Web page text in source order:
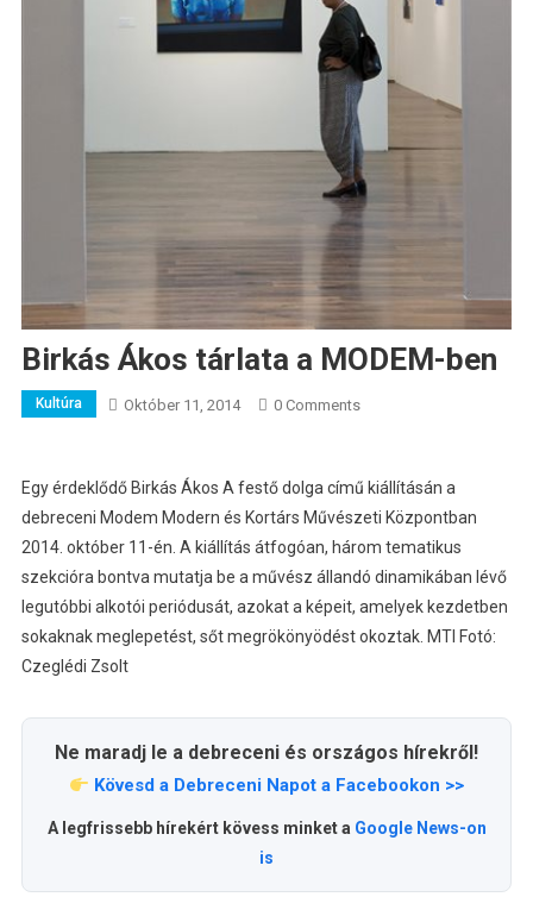
Birkás Ákos tárlata a MODEM-ben
Kultúra Október 11, 2014 0 Comments
Egy érdeklődő Birkás Ákos A festő dolga című kiállításán a
debreceni Modem Modern és Kortárs Művészeti Központban
2014. október 11-én. A kiállítás átfogóan, három tematikus
szekcióra bontva mutatja be a művész állandó dinamikában lévő
legutóbbi alkotói periódusát, azokat a képeit, amelyek kezdetben
sokaknak meglepetést, sőt megrökönyödést okoztak. MTI Fotó:
Czeglédi Zsolt
Ne maradj le a debreceni és országos hírekről!
Kövesd a Debreceni Napot a Facebookon >>
A legfrissebb hírekért kövess minket a Google News-on
is